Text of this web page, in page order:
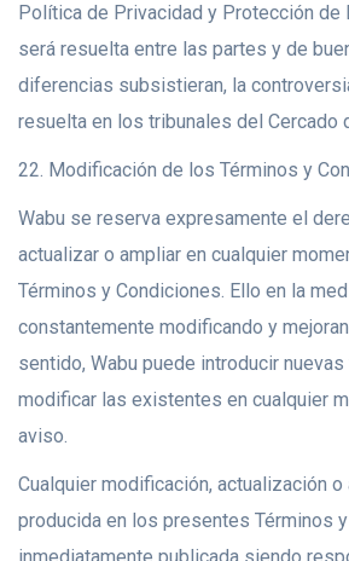
Política de Privacidad y Protección de
será resuelta entre las partes y de
diferencias subsistieran, la
resuelta en los tribunales del Cercado
22. Modificación de los Términos y
Wabu se reserva expresamente el
actualizar o ampliar en cualquier
Términos y Condiciones. Ello en la
constantemente modificando y
sentido, Wabu puede introducir
modificar las existentes en cualquier
aviso.
Cualquier modificación, actualización o
producida en los presentes Términos